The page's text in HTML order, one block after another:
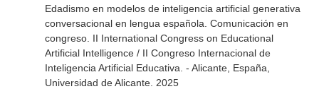
Edadismo en modelos de inteligencia artificial generativa
conversacional en lengua española. Comunicación en
congreso. II International Congress on Educational
Artificial Intelligence / II Congreso Internacional de
Inteligencia Artificial Educativa. - Alicante, España,
Universidad de Alicante. 2025